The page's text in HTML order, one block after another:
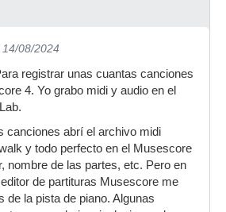
14/08/2024
registrar unas cuantas canciones
4. Yo grabo midi y audio en el
canciones abrí el archivo midi
y todo perfecto en el Musescore
nombre de las partes, etc. Pero en
de partituras Musescore me
de la pista de piano. Algunas